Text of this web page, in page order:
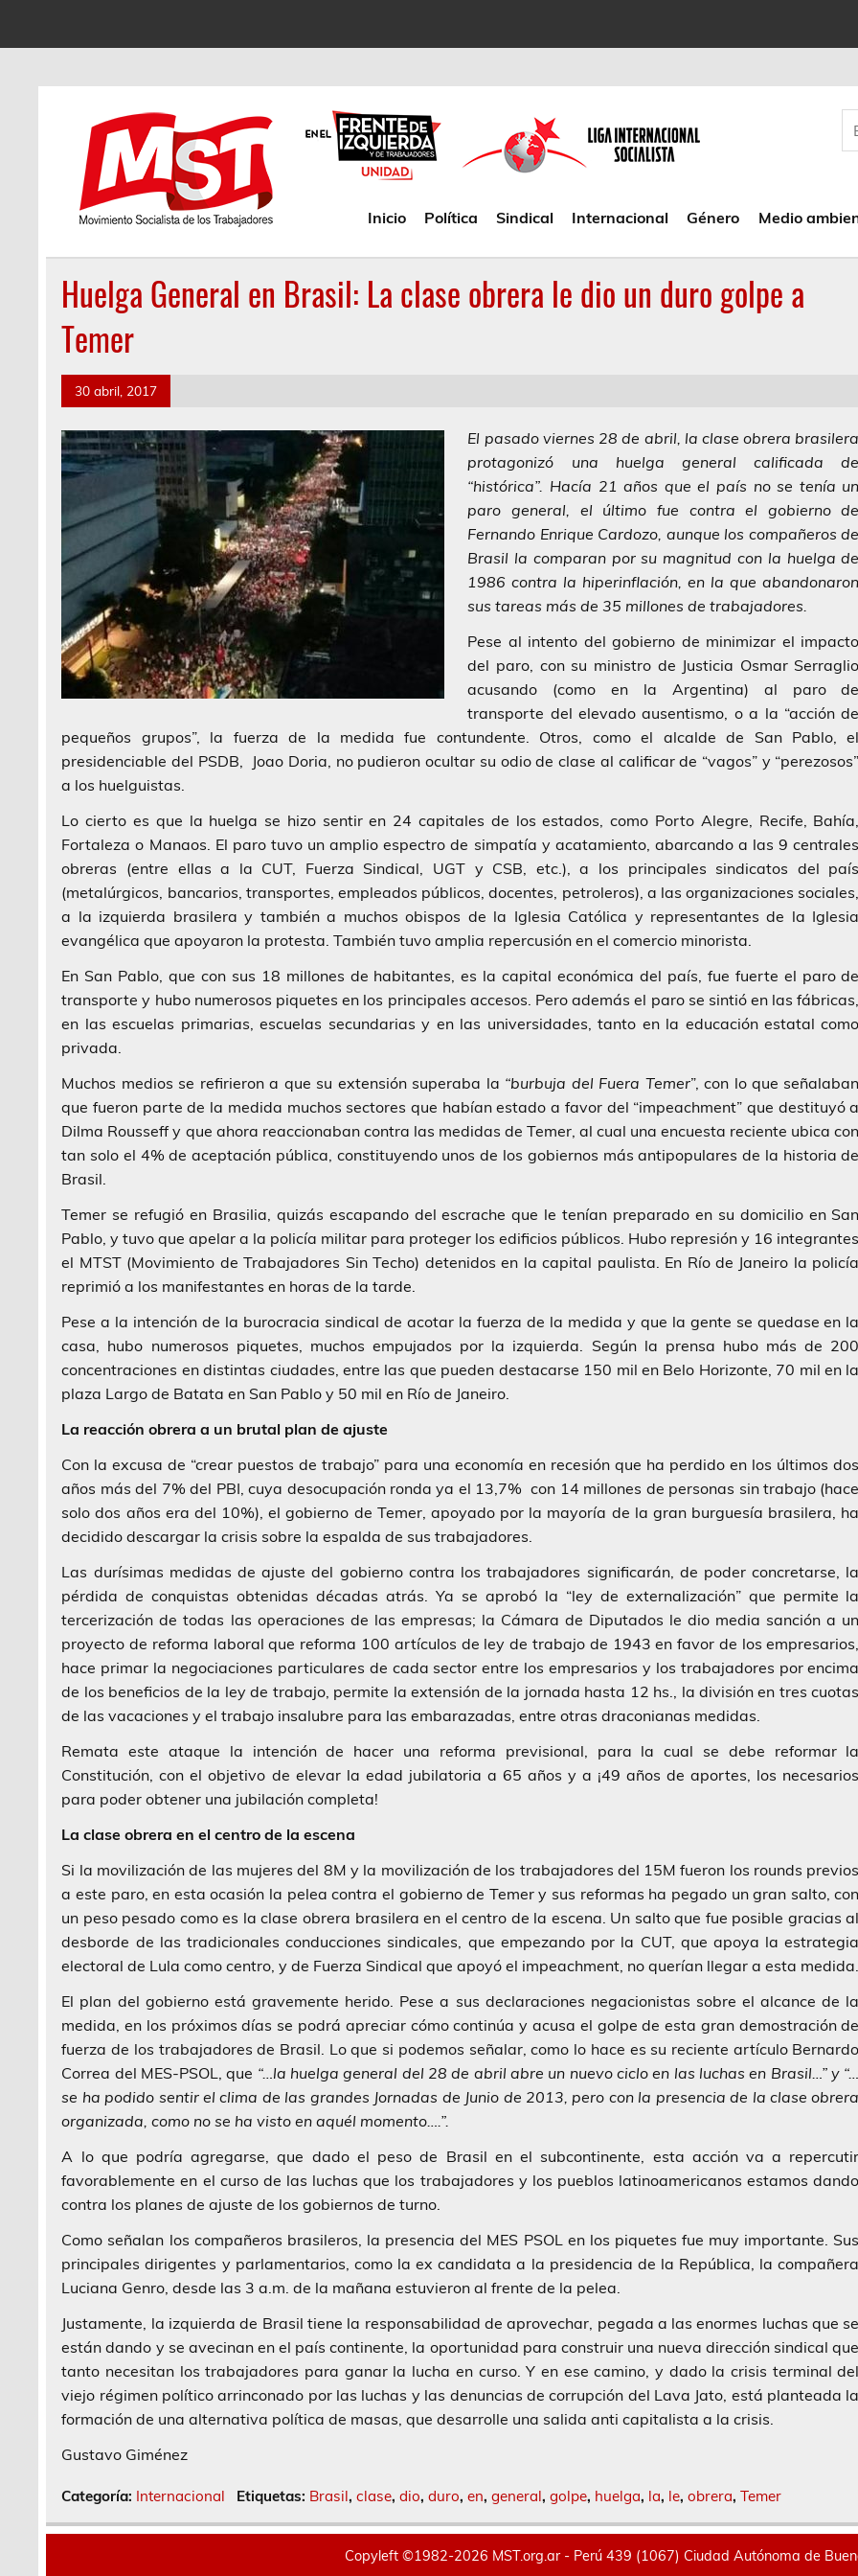
Inicio Política Sindical Internacional Género Medio
Huelga General en Brasil: La clase obrera le dio un duro golpe a
Temer
30 abril, 2017
El pasado viernes 28 de abril, la clase obrera brasilera
protagonizó una huelga general calificada de
“histórica”. Hacía 21 años que el país no se tenía un
paro general, el último fue contra el gobierno de
Fernando Enrique Cardozo, aunque los compañeros de
Brasil la comparan por su magnitud con la huelga de
1986 contra la hiperinflación, en la que abandonaron
sus tareas más de 35 millones de trabajadores.
Pese al intento del gobierno de minimizar el impacto
del paro, con su ministro de Justicia Osmar Serraglio
acusando (como en la Argentina) al paro de
transporte del elevado ausentismo, o a la “acción de
pequeños grupos”, la fuerza de la medida fue contundente. Otros, como el alcalde de San Pablo, el
presidenciable del PSDB, Joao Doria, no pudieron ocultar su odio de clase al calificar de “vagos” y “perezosos”
a los huelguistas.
Lo cierto es que la huelga se hizo sentir en 24 capitales de los estados, como Porto Alegre, Recife, Bahía,
Fortaleza o Manaos. El paro tuvo un amplio espectro de simpatía y acatamiento, abarcando a las 9 centrales
obreras (entre ellas a la CUT, Fuerza Sindical, UGT y CSB, etc.), a los principales sindicatos del país
(metalúrgicos, bancarios, transportes, empleados públicos, docentes, petroleros), a las organizaciones sociales,
a la izquierda brasilera y también a muchos obispos de la Iglesia Católica y representantes de la Iglesia
evangélica que apoyaron la protesta. También tuvo amplia repercusión en el comercio minorista.
En San Pablo, que con sus 18 millones de habitantes, es la capital económica del país, fue fuerte el paro de
transporte y hubo numerosos piquetes en los principales accesos. Pero además el paro se sintió en las fábricas,
en las escuelas primarias, escuelas secundarias y en las universidades, tanto en la educación estatal como
privada.
Muchos medios se refirieron a que su extensión superaba la “burbuja del Fuera Temer”, con lo que señalaban
que fueron parte de la medida muchos sectores que habían estado a favor del “impeachment” que destituyó a
Dilma Rousseff y que ahora reaccionaban contra las medidas de Temer, al cual una encuesta reciente ubica con
tan solo el 4% de aceptación pública, constituyendo unos de los gobiernos más antipopulares de la historia de
Brasil.
Temer se refugió en Brasilia, quizás escapando del escrache que le tenían preparado en su domicilio en San
Pablo, y tuvo que apelar a la policía militar para proteger los edificios públicos. Hubo represión y 16 integrantes
el MTST (Movimiento de Trabajadores Sin Techo) detenidos en la capital paulista. En Río de Janeiro la policía
reprimió a los manifestantes en horas de la tarde.
Pese a la intención de la burocracia sindical de acotar la fuerza de la medida y que la gente se quedase en la
casa, hubo numerosos piquetes, muchos empujados por la izquierda. Según la prensa hubo más de 200
concentraciones en distintas ciudades, entre las que pueden destacarse 150 mil en Belo Horizonte, 70 mil en la
plaza Largo de Batata en San Pablo y 50 mil en Río de Janeiro.
La reacción obrera a un brutal plan de ajuste
Con la excusa de “crear puestos de trabajo” para una economía en recesión que ha perdido en los últimos dos
años más del 7% del PBI, cuya desocupación ronda ya el 13,7% con 14 millones de personas sin trabajo (hace
solo dos años era del 10%), el gobierno de Temer, apoyado por la mayoría de la gran burguesía brasilera, ha
decidido descargar la crisis sobre la espalda de sus trabajadores.
Las durísimas medidas de ajuste del gobierno contra los trabajadores significarán, de poder concretarse, la
pérdida de conquistas obtenidas décadas atrás. Ya se aprobó la “ley de externalización” que permite la
tercerización de todas las operaciones de las empresas; la Cámara de Diputados le dio media sanción a un
proyecto de reforma laboral que reforma 100 artículos de ley de trabajo de 1943 en favor de los empresarios,
hace primar la negociaciones particulares de cada sector entre los empresarios y los trabajadores por encima
de los beneficios de la ley de trabajo, permite la extensión de la jornada hasta 12 hs., la división en tres cuotas
de las vacaciones y el trabajo insalubre para las embarazadas, entre otras draconianas medidas.
Remata este ataque la intención de hacer una reforma previsional, para la cual se debe reformar la
Constitución, con el objetivo de elevar la edad jubilatoria a 65 años y a ¡49 años de aportes, los necesarios
para poder obtener una jubilación completa!
La clase obrera en el centro de la escena
Si la movilización de las mujeres del 8M y la movilización de los trabajadores del 15M fueron los rounds previos
a este paro, en esta ocasión la pelea contra el gobierno de Temer y sus reformas ha pegado un gran salto, con
un peso pesado como es la clase obrera brasilera en el centro de la escena. Un salto que fue posible gracias al
desborde de las tradicionales conducciones sindicales, que empezando por la CUT, que apoya la estrategia
electoral de Lula como centro, y de Fuerza Sindical que apoyó el impeachment, no querían llegar a esta medida.
El plan del gobierno está gravemente herido. Pese a sus declaraciones negacionistas sobre el alcance de la
medida, en los próximos días se podrá apreciar cómo continúa y acusa el golpe de esta gran demostración de
fuerza de los trabajadores de Brasil. Lo que si podemos señalar, como lo hace es su reciente artículo Bernardo
Correa del MES-PSOL, que “…la huelga general del 28 de abril abre un nuevo ciclo en las luchas en Brasil…” y “…
se ha podido sentir el clima de las grandes Jornadas de Junio de 2013, pero con la presencia de la clase obrera
organizada, como no se ha visto en aquél momento….”.
A lo que podría agregarse, que dado el peso de Brasil en el subcontinente, esta acción va a repercutir
favorablemente en el curso de las luchas que los trabajadores y los pueblos latinoamericanos estamos dando
contra los planes de ajuste de los gobiernos de turno.
Como señalan los compañeros brasileros, la presencia del MES PSOL en los piquetes fue muy importante. Sus
principales dirigentes y parlamentarios, como la ex candidata a la presidencia de la República, la compañera
Luciana Genro, desde las 3 a.m. de la mañana estuvieron al frente de la pelea.
Justamente, la izquierda de Brasil tiene la responsabilidad de aprovechar, pegada a las enormes luchas que se
están dando y se avecinan en el país continente, la oportunidad para construir una nueva dirección sindical que
tanto necesitan los trabajadores para ganar la lucha en curso. Y en ese camino, y dado la crisis terminal del
viejo régimen político arrinconado por las luchas y las denuncias de corrupción del Lava Jato, está planteada la
formación de una alternativa política de masas, que desarrolle una salida anti capitalista a la crisis.
Gustavo Giménez
Categoría: Internacional Etiquetas: Brasil, clase, dio, duro, en, general, golpe, huelga, la, le, obrera, Temer
Copyleft ©1982-2026 MST.org.ar - Perú 439 (1067) Ciudad Autónoma de